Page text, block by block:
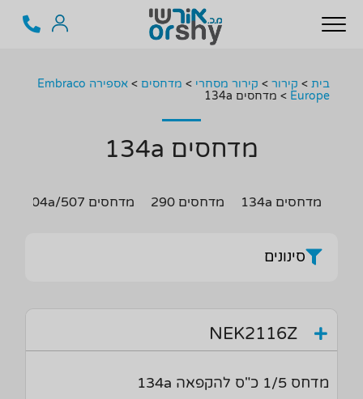
בית > קירור > קירור מסחרי > מדחסים >
אספירה Embraco
Europe
> מדחסים 134a
מדחסים 134a
מדחסים 134a מדחסים 290 מדחסים 404a/507
סינונים
NEK2116Z
מדחס 1/5 כ"ס להקפאה 134a